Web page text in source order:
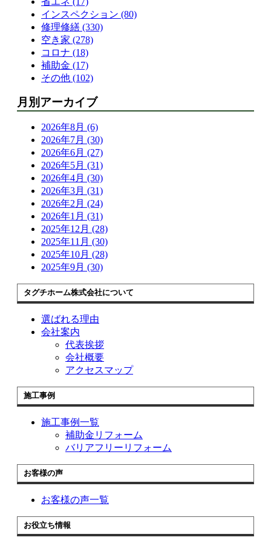
インスペクション (80)
修理修繕 (330)
空き家 (278)
コロナ (18)
補助金 (17)
その他 (102)
月別アーカイブ
2026年8月 (6)
2026年7月 (30)
2026年6月 (27)
2026年5月 (31)
2026年4月 (30)
2026年3月 (31)
2026年2月 (24)
2026年1月 (31)
2025年12月 (28)
2025年11月 (30)
2025年10月 (28)
2025年9月 (30)
タグチホーム株式会社について
選ばれる理由
会社案内
代表挨拶
会社概要
アクセスマップ
施工事例
施工事例一覧
補助金リフォーム
バリアフリーリフォーム
お客様の声
お客様の声一覧
お役立ち情報